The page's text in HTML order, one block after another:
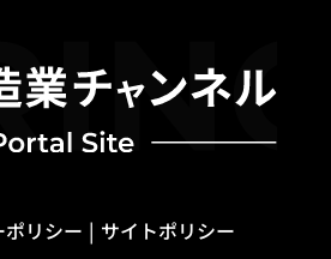
リシー サイトポリシー